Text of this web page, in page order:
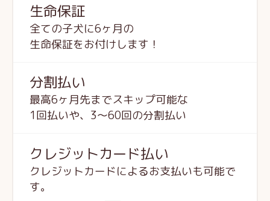
生命保証
全ての子犬に6ヶ月の
生命保証をお付けします！
分割払い
最高6ヶ月先までスキップ可能な
1回払いや、3～60回の分割払い
クレジットカード払い
クレジットカードによるお支払いも可能で
す。